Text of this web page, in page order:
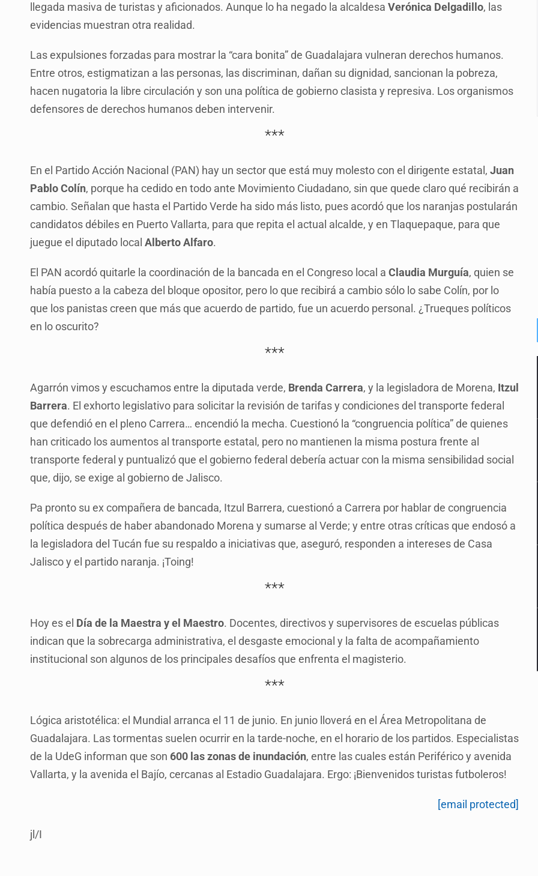
Buscan mantener tradiciones con Feria Corazón de Artesano
llegada masiva de turistas y aficionados. Aunque lo ha negado la alcaldesa Verónica Delgadillo, las
evidencias muestran otra realidad.
Las expulsiones forzadas para mostrar la “cara bonita” de Guadalajara vulneran derechos humanos.
Entre otros, estigmatizan a las personas, las discriminan, dañan su dignidad, sancionan la pobreza,
hacen nugatoria la libre circulación y son una política de gobierno clasista y represiva. Los organismos
defensores de derechos humanos deben intervenir.
***
En el Partido Acción Nacional (PAN) hay un sector que está muy molesto con el dirigente estatal, Juan
Pablo Colín, porque ha cedido en todo ante Movimiento Ciudadano, sin que quede claro qué recibirán a
cambio. Señalan que hasta el Partido Verde ha sido más listo, pues acordó que los naranjas postularán
candidatos débiles en Puerto Vallarta, para que repita el actual alcalde, y en Tlaquepaque, para que
juegue el diputado local Alberto Alfaro.
El PAN acordó quitarle la coordinación de la bancada en el Congreso local a Claudia Murguía, quien se
había puesto a la cabeza del bloque opositor, pero lo que recibirá a cambio sólo lo sabe Colín, por lo
que los panistas creen que más que acuerdo de partido, fue un acuerdo personal. ¿Trueques políticos
en lo oscurito?
***
Agarrón vimos y escuchamos entre la diputada verde, Brenda Carrera, y la legisladora de Morena, Itzul
Barrera. El exhorto legislativo para solicitar la revisión de tarifas y condiciones del transporte federal
que defendió en el pleno Carrera… encendió la mecha. Cuestionó la “congruencia política” de quienes
han criticado los aumentos al transporte estatal, pero no mantienen la misma postura frente al
transporte federal y puntualizó que el gobierno federal debería actuar con la misma sensibilidad social
que, dijo, se exige al gobierno de Jalisco.
Pa pronto su ex compañera de bancada, Itzul Barrera, cuestionó a Carrera por hablar de congruencia
política después de haber abandonado Morena y sumarse al Verde; y entre otras críticas que endosó a
la legisladora del Tucán fue su respaldo a iniciativas que, aseguró, responden a intereses de Casa
Jalisco y el partido naranja. ¡Toing!
***
Hoy es el Día de la Maestra y el Maestro. Docentes, directivos y supervisores de escuelas públicas
indican que la sobrecarga administrativa, el desgaste emocional y la falta de acompañamiento
institucional son algunos de los principales desafíos que enfrenta el magisterio.
***
Lógica aristotélica: el Mundial arranca el 11 de junio. En junio lloverá en el Área Metropolitana de
Guadalajara. Las tormentas suelen ocurrir en la tarde-noche, en el horario de los partidos. Especialistas
de la UdeG informan que son 600 las zonas de inundación, entre las cuales están Periférico y avenida
Vallarta, y la avenida el Bajío, cercanas al Estadio Guadalajara. Ergo: ¡Bienvenidos turistas futboleros!
[email protected]
jl/I